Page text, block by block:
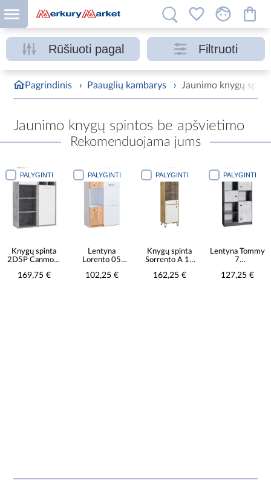
Rūšiuoti pagal Filtruoti
Pagrindinis › Paauglių kambarys › Jaunimo knygų
Jaunimo knygų spintos be apšvietimo
Rekomenduojama jums
PALYGINTI
Knygų spinta
2D5P Canmore
C273
169,75 €
PALYGINTI
Lentyna
Lorento 05
ąžuolas nash
102,25 €
PALYGINTI
Knygų spinta
Sorrento A 1d
Artisan/balta
162,25 €
PALYGINTI
Lentyna Tommy
7
127,25 €